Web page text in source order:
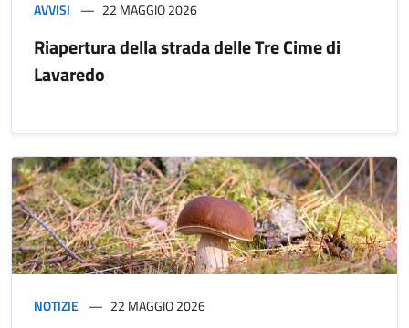
AVVISI 22 MAGGIO 2026
Riapertura della strada delle Tre Cime di
Lavaredo
NOTIZIE 22 MAGGIO 2026